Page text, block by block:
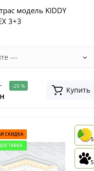
модель KIDDY
3+3
-20 % Купить
СКИДКА
5
5